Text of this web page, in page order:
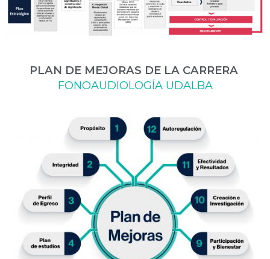
PLAN DE MEJORAS DE LA CARRERA
FONOAUDIOLOGÍA UDALBA